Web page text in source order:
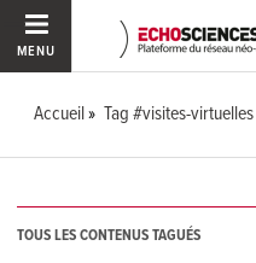
MENU
Accueil Tag #visites-virtuelles
TOUS LES CONTENUS TAGUÉS